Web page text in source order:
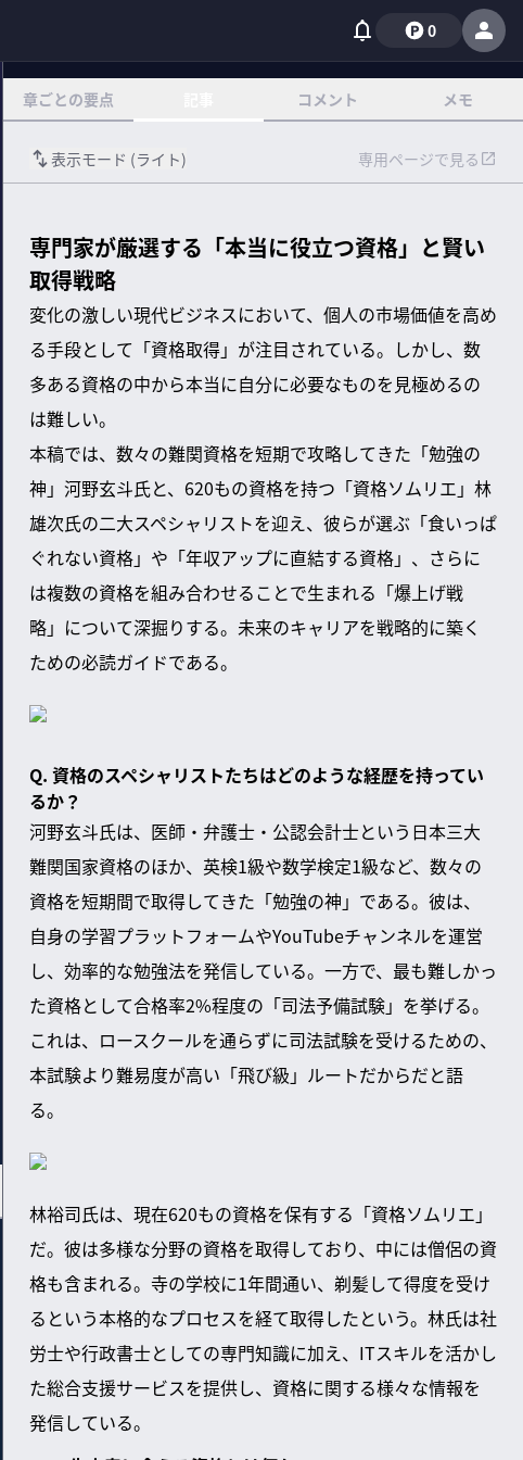
0
章ごとの要点 コメント メモ
表示モード (ライト) 専用ページで見る
専門家が厳選する「本当に役立つ資格」と賢い
取得戦略
変化の激しい現代ビジネスにおいて、個人の市場価値を高め
る手段として「資格取得」が注目されている。しかし、数
多ある資格の中から本当に自分に必要なものを見極めるの
は難しい。
本稿では、数々の難関資格を短期で攻略してきた「勉強の
神」河野玄斗氏と、620もの資格を持つ「資格ソムリエ」林
雄次氏の二大スペシャリストを迎え、彼らが選ぶ「食いっぱ
ぐれない資格」や「年収アップに直結する資格」、さらに
は複数の資格を組み合わせることで生まれる「爆上げ戦
略」について深掘りする。未来のキャリアを戦略的に築く
ための必読ガイドである。
Q. 資格のスペシャリストたちはどのような経歴を持ってい
るか？
河野玄斗氏は、医師・弁護士・公認会計士という日本三大
難関国家資格のほか、英検1級や数学検定1級など、数々の
資格を短期間で取得してきた「勉強の神」である。彼は、
自身の学習プラットフォームやYouTubeチャンネルを運営
し、効率的な勉強法を発信している。一方で、最も難しかっ
た資格として合格率2%程度の「司法予備試験」を挙げる。
これは、ロースクールを通らずに司法試験を受けるための、
本試験より難易度が高い「飛び級」ルートだからだと語
る。
林裕司氏は、現在620もの資格を保有する「資格ソムリエ」
だ。彼は多様な分野の資格を取得しており、中には僧侶の資
格も含まれる。寺の学校に1年間通い、剃髪して得度を受け
るという本格的なプロセスを経て取得したという。林氏は社
労士や行政書士としての専門知識に加え、ITスキルを活かし
た総合支援サービスを提供し、資格に関する様々な情報を
発信している。